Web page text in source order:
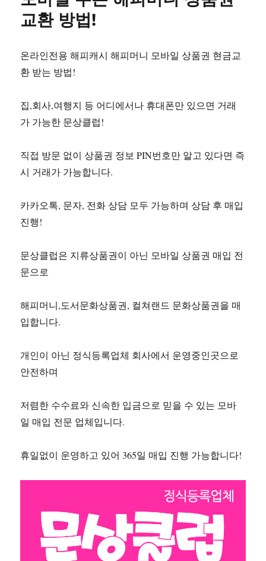
교환 방법!
온라인전용 해피캐시 해피머니 모바일 상품권 현금교
환 받는 방법!
집,회사,여행지 등 어디에서나 휴대폰만 있으면 거래
가 가능한 문상클럽!
직접 방문 없이 상품권 정보 PIN번호만 알고 있다면 즉
시 거래가 가능합니다.
카카오톡, 문자, 전화 상담 모두 가능하며 상담 후 매입
진행!
문상클럽은 지류상품권이 아닌 모바일 상품권 매입 전
문으로
해피머니,도서문화상품권, 컬쳐랜드 문화상품권을 매
입합니다.
개인이 아닌 정식등록업체 회사에서 운영중인곳으로
안전하며
저렴한 수수료와 신속한 입금으로 믿을 수 있는 모바
일 매입 전문 업체입니다.
휴일없이 운영하고 있어 365일 매입 진행 가능합니다!